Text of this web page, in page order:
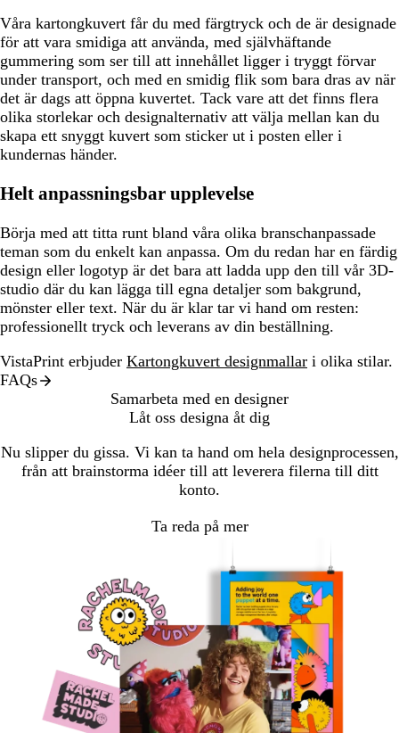
Våra kartongkuvert får du med färgtryck och de är designade
för att vara smidiga att använda, med självhäftande
gummering som ser till att innehållet ligger i tryggt förvar
under transport, och med en smidig flik som bara dras av när
det är dags att öppna kuvertet. Tack vare att det finns flera
olika storlekar och designalternativ att välja mellan kan du
skapa ett snyggt kuvert som sticker ut i posten eller i
kundernas händer.
Helt anpassningsbar upplevelse
Börja med att titta runt bland våra olika branschanpassade
teman som du enkelt kan anpassa. Om du redan har en färdig
design eller logotyp är det bara att ladda upp den till vår 3D-
studio där du kan lägga till egna detaljer som bakgrund,
mönster eller text. När du är klar tar vi hand om resten:
professionellt tryck och leverans av din beställning.
VistaPrint erbjuder Kartongkuvert designmallar i olika stilar.
FAQs
Samarbeta med en designer
Låt oss designa åt dig
Nu slipper du gissa. Vi kan ta hand om hela designprocessen,
från att brainstorma idéer till att leverera filerna till ditt
konto.
Ta reda på mer